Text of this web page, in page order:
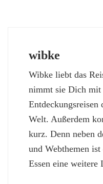
wibke
Wibke liebt das
nimmt sie Dich mit
Entdeckungsreisen
Welt. Außerdem
kurz. Denn neben
und Webthemen
Essen eine weitere